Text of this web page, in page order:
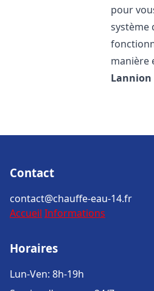
pour
système
manière
Lannion
Contact
contact@chauffe-eau-14.fr
Accueil Informations
Horaires
Lun-Ven: 8h-19h